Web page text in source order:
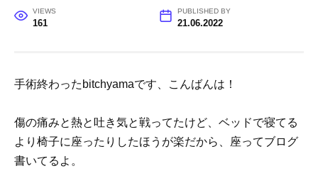
VIEWS
161
PUBLISHED BY
21.06.2022
手術終わったbitchyamaです、こんばんは！
傷の痛みと熱と吐き気と戦ってたけど、ベッドで寝てる
より椅子に座ったりしたほうが楽だから、座ってブログ
書いてるよ。